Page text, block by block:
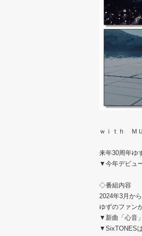
ｗｉｔｈ Ｍ
来年30周年ゆ
▼今年デビュ
◇番組内容
2024年3月か
ゆずのファン
▼新曲「心音
▼SixTONES